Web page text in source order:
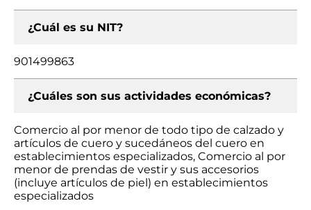
¿Cuál es su NIT?
901499863
¿Cuáles son sus actividades económicas?
Comercio al por menor de todo tipo de calzado y
artículos de cuero y sucedáneos del cuero en
establecimientos especializados, Comercio al por
menor de prendas de vestir y sus accesorios
(incluye artículos de piel) en establecimientos
especializados